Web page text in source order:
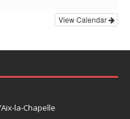
View Calendar
la-Chapelle